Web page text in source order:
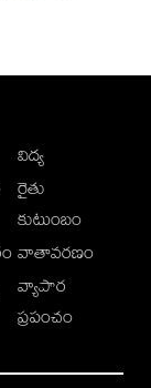
విద్య
రైతు
కుటుంబం
వాతావరణం
వ్యాపార
ప్రపంచం